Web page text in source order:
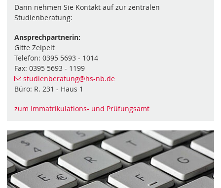
Dann nehmen Sie Kontakt auf zur zentralen
Studienberatung:
Ansprechpartnerin:
Gitte Zeipelt
Telefon: 0395 5693 - 1014
Fax: 0395 5693 - 1199
studienberatung@hs-nb.de
Büro: R. 231 - Haus 1
zum Immatrikulations- und Prüfungsamt